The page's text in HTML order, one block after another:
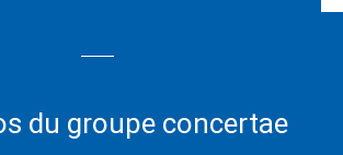
du groupe concertae